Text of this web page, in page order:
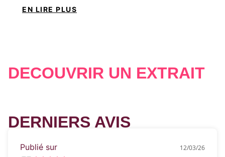
Problème n°1 :
Problème n°2 :
Zach Sun a beau être l’homme le plus froid
EN LIRE PLUS
DÉCOUVRIR UN EXTRAIT
DERNIERS AVIS
Publié sur 12/03/26